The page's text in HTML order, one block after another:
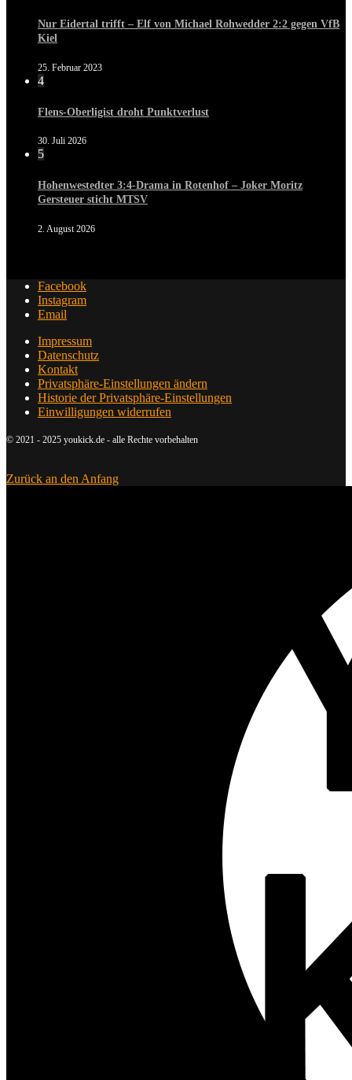
Nur Eidertal trifft – Elf von Michael Rohwedder 2:2 gegen VfB
Kiel
25. Februar 2023
4
Flens-Oberligist droht Punktverlust
30. Juli 2026
5
Hohenwestedter 3:4-Drama in Rotenhof – Joker Moritz
Gersteuer sticht MTSV
2. August 2026
Facebook
Instagram
Email
Impressum
Datenschutz
Kontakt
Privatsphäre-Einstellungen ändern
Historie der Privatsphäre-Einstellungen
Einwilligungen widerrufen
© 2021 - 2025 youkick.de - alle Rechte vorbehalten
Zurück an den Anfang